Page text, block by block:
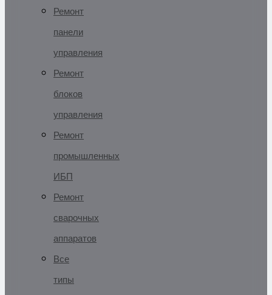
Ремонт
панели
управления
Ремонт
блоков
управления
Ремонт
промышленных
ИБП
Ремонт
сварочных
аппаратов
Все
типы